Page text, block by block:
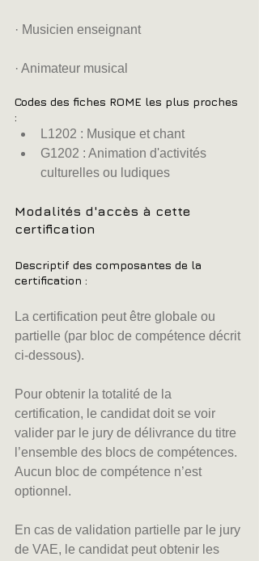
· Musicien enseignant
· Animateur musical
Codes des fiches ROME les plus proches
:
L1202 : Musique et chant
G1202 : Animation d'activités
culturelles ou ludiques
Modalités d'accès à cette
certification
Descriptif des composantes de la
certification :
La certification peut être globale ou
partielle (par bloc de compétence décrit
ci-dessous).
Pour obtenir la totalité de la
certification, le candidat doit se voir
valider par le jury de délivrance du titre
l’ensemble des blocs de compétences.
Aucun bloc de compétence n’est
optionnel.
En cas de validation partielle par le jury
de VAE, le candidat peut obtenir les